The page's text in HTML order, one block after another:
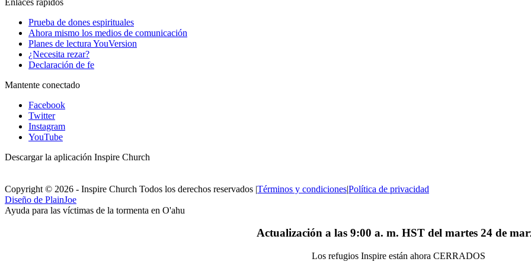
Prueba de dones espirituales
Ahora mismo los medios de comunicación
Planes de lectura YouVersion
¿Necesita rezar?
Declaración de fe
Mantente conectado
Facebook
Twitter
Instagram
YouTube
Descargar la aplicación Inspire Church
Copyright © 2026 - Inspire Church Todos los derechos reservados |Términos y condiciones|Política de privacidad
Diseño de PlainJoe
Ayuda para las víctimas de la tormenta en O'ahu
Actualización a las 9:00 a. m. HST del martes 24 de
Los refugios Inspire están ahora CERRADOS